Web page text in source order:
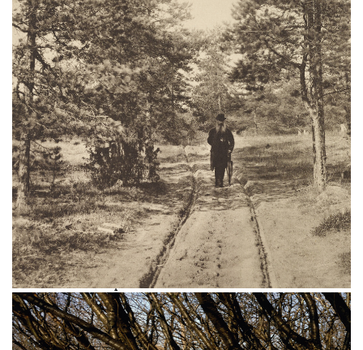
Мещерина, Игоря Грабаря, Александра
Родченко и других — на выставке
«Природа фотографии» в Третьяковской
галерее.Проект создан при участии
победителей конкурса Huawei XMAGE.
В экспозицию вошли около 130 работ более
30 авторов — от конца XIX века до наших
дней. Выставка показывает, как фотография
прошла путь от изображения природы
в традициях живописи до самостоятельного
художественного языка. Среди
представленных работ — пикториализм
Николая Андреева, пейзажи Валаама
Анатолия Ерина, эксперименты
с композицией и ракурсом Александра
Родченко, панорамы Николая Кулебякина,